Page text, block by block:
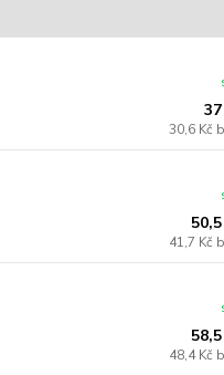
30,6 Kč
41,7 Kč
48,4 Kč